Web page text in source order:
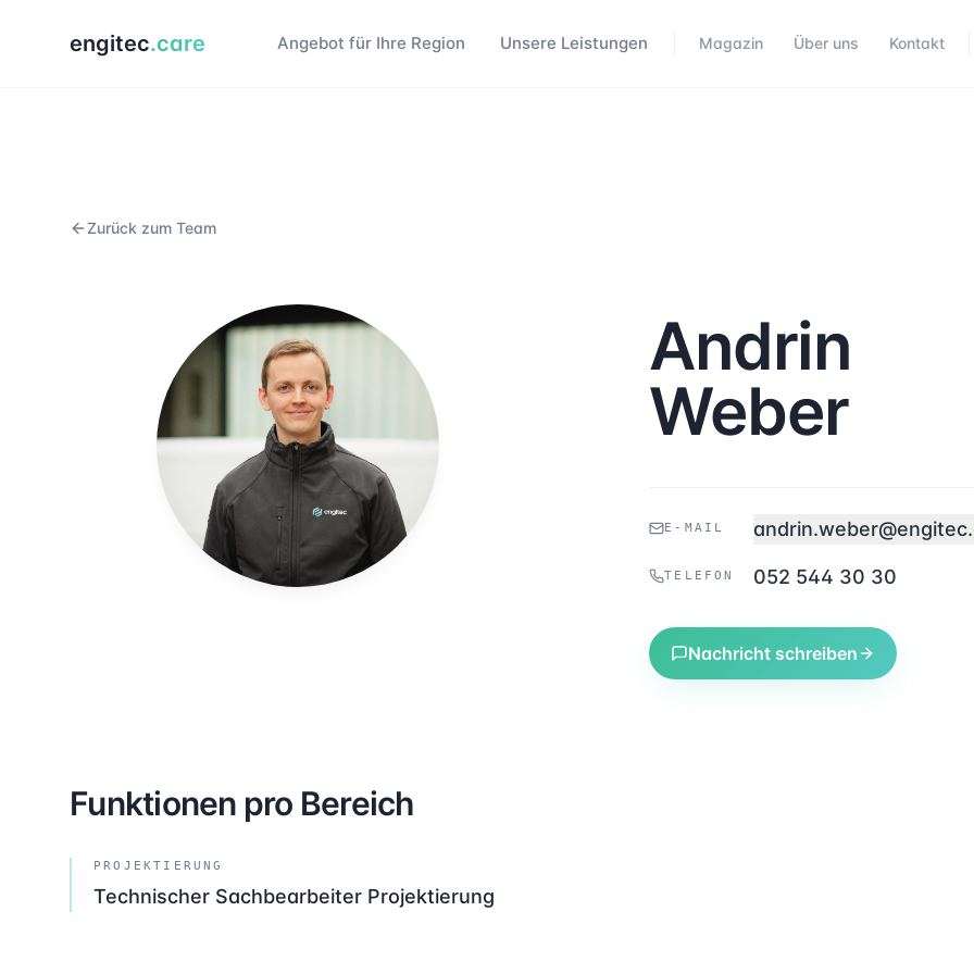
engitec.care Angebot für Ihre Region Unsere Leistungen Magazin Über uns Kontakt
Zurück zum Team
Andrin
Weber
E-MAIL
TELEFON 052 544 30 30
Nachricht schreiben
Funktionen pro Bereich
PROJEKTIERUNG
Technischer Sachbearbeiter Projektierung